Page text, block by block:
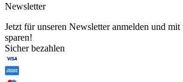
Newsletter
Jetzt für unseren Newsletter anmelden und
sparen!
Sicher bezahlen